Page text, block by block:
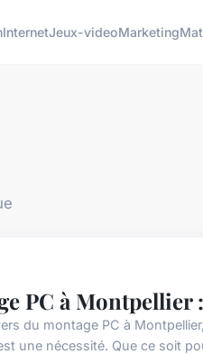
InternetJeux-videoMarketing
PC à Montpellier
du montage PC à
une nécessité. Que ce soit